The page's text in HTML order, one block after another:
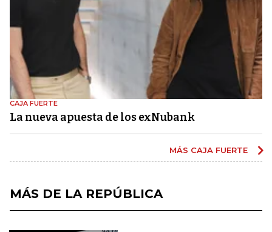
CAJA FUERTE
La nueva apuesta de los exNubank
MÁS CAJA FUERTE
MÁS DE LA REPÚBLICA